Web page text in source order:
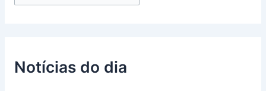
Notícias do dia